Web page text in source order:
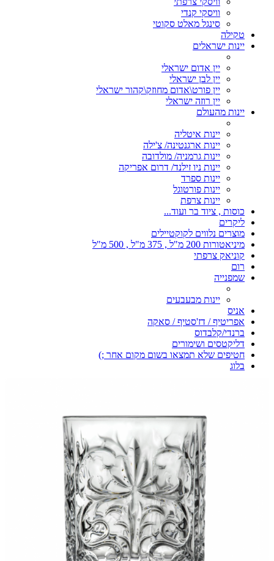
וויסקי קנדי
סינגל מאלט סקוטי
טקילה
יינות ישראלים
יין אדום ישראלי
יין לבן ישראלי
יין פורט\אדום מחוזק\קהור ישראלי
יין רוזה ישראלי
יינות מהעולם
יינות איטליה
יינות ארגנטינה/ צ'ילה
יינות גרמניה/ מולדובה
יינות ניו זילנד/ דרום אפריקה
יינות ספרד
יינות פורטוגל
יינות צרפת
כוסות , ציוד בר ועוד...
ליקרים
מוצרים נלווים לקוקטיילים
מיניאטורות 200 מ"ל , 375 מ"ל , 500 מ"ל
קוניאק צרפתי
רום
שמפנייה
יינות מבעבעים
אניס
אפריטיף / דז'סטיף / סאקה
ברנדי/קלבדוס
דליקטסים ושימורים
חטיפים שלא תמצאו בשום מקום אחר ;)
בלוג